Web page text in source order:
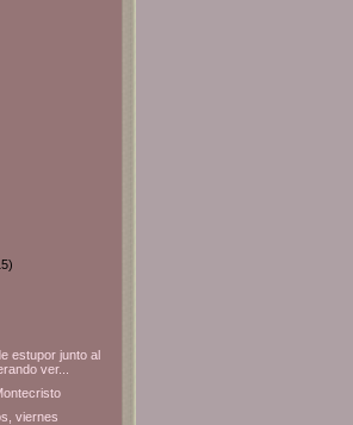
estupor junto al
ver...
viernes